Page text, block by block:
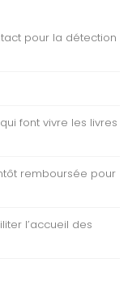
pour la détection
font vivre les livres
remboursée pour
l’accueil des